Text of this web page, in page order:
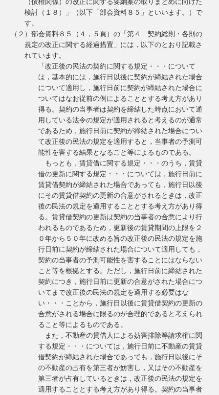
検討（１８）」（以下「部会資料８５」といいます。）で
す。
（２）部会資料８５（４，５頁）の「第４ 契約総則・各則の
規定の改正に関する経過措置」には，以下のとおり記載さ
れています。
「改正後の民法の契約に関する規定・・・について
は，基本的には，施行日以後に契約が締結された場合
について適用し，施行日前に契約が締結された場合に
ついてはなお従前の例によることとする考え方があり
得る。契約の当事者は契約を締結した時点において通
用している法令の規定が適用されると考えるのが通常
であるため，施行日前に契約が締結された場合につい
て改正後の民法の規定を適用すると，当事者の予測可
能性を害する結果となること等によるものである。
もっとも，賃貸借に関する規定・・・のうち，賃貸
借の更新に関する規定・・・については，施行日前に
賃貸借契約が締結された場合であっても，施行日以後
にその賃貸借契約の更新の合意がされるときは，改正
後の民法の規定を適用することとする考え方があり得
る。賃貸借契約の更新は契約の当事者の合意により行
われるものであるため，更新後の賃貸期間の上限を２
０年から５０年に改める旨の改正後の民法の規定を施
行日前に契約が締結された場合について適用しても，
契約の当事者の予測可能性を害することにはならない
こと等を根拠とする。ただし，施行日前に締結された
契約につき，施行日前に更新の合意がされた場合につ
いてまで改正後の民法の規定を適用する必要はな
い・・・ことから，施行日以後に賃貸借契約の更新の
合意がされる場合に限るのが合理的であると考えられ
ること等によるものである。
また，不動産の賃借人による妨害排除等請求権に関
する規定・・・については，施行日前に不動産の賃貸
借契約が締結された場合であっても，施行日以後にそ
の不動産の占有を第三者が妨害し，又はその不動産を
第三者が占有しているときは，改正後の民法の規定を
適用することとする考え方があり得る。契約の当事者